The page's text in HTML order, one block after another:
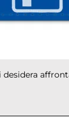
desidera